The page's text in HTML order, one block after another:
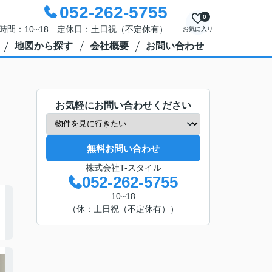
052-262-5755
間：10~18 定休日：土日祝（不定休有） お気に入り
0
地図から探す 会社概要 お問い合わせ
お気軽にお問い合わせください
無料お問い合わせ
株式会社T-スタイル
052-262-5755
10~18
（休：土日祝（不定休有））